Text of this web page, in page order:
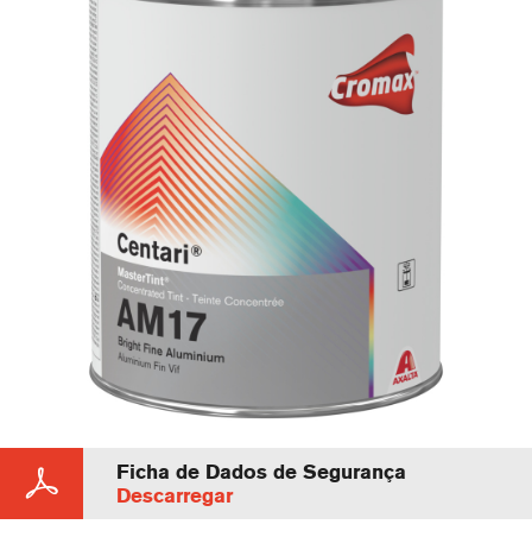
Ficha de Dados de Segurança
Descarregar